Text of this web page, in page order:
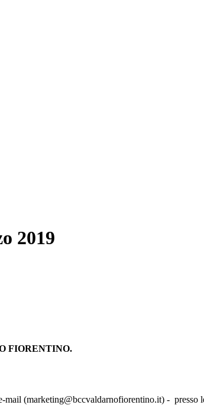
2019
FIORENTINO.
mail (marketing@bccvaldarnofiorentino.it) - presso